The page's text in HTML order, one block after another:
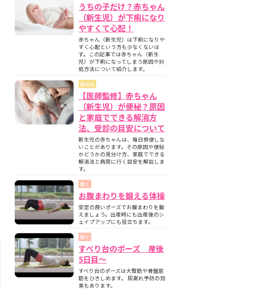
うちの子だけ？赤ちゃん
（新生児）が下痢になり
やすくて心配！
赤ちゃん（新生児）は下痢になりや
すく心配という方も少なくないは
ず。この記事では赤ちゃん（新生
児）が下痢になってしまう原因や対
処方法について紹介します。
尋ねる
【医師監修】赤ちゃん
（新生児）が便秘？原因
と家庭でできる解消方
法、受診の目安について
新生児の赤ちゃんは、毎日排便しな
いことがあります。その原因や便秘
かどうかの見分け方、家庭でできる
解消法と病院に行く目安を解説しま
す。
動く
お腹まわりを鍛える体操
安定の良いポーズでお腹まわりを鍛
えましょう。出産時にも出産後のシ
ェイプアップにも役立ちます。
動く
すべり台のポーズ 産後
5日目〜
すべり台のポーズは大臀筋や骨盤底
筋をひきしめます。 尿漏れ予防の効
果もあります。